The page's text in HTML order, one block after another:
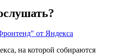
от Яндекса
на которой собираются